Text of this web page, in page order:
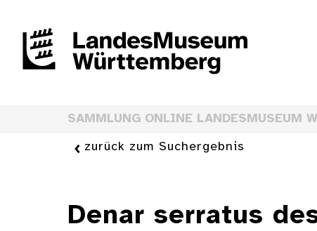
SAMMLUNG ONLINE LANDESMUSEUM
zurück zum Suchergebnis
Denar serratus